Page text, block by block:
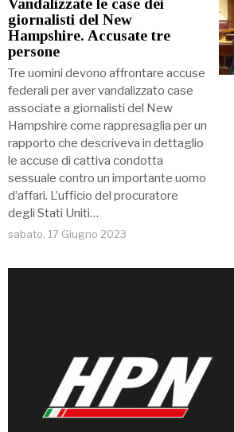
giornalisti del New
Hampshire. Accusate tre
persone
Tre uomini devono affrontare accuse
federali per aver vandalizzato case
associate a giornalisti del New
Hampshire come rappresaglia per un
rapporto che descriveva in dettaglio
le accuse di cattiva condotta
sessuale contro un importante uomo
d’affari. L’ufficio del procuratore
degli Stati Uniti…
sabato, 17 Giugno 2023